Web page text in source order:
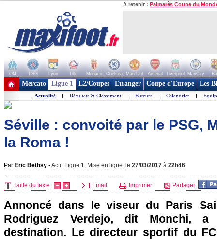
A retenir : Palmarès Coupe du
OM PSG Lyon Lille Monaco Chelsea Man Utd Arsenal Liverpool ManCity
+ de clubs
Mercato Ligue 1 L2/Coupes Etranger Coupe d'Europe Les
Actualité | Résultats & Classement | Buteurs | Calendrier |
Séville : convoité par le PSG,
la Roma !
Par Eric Bethsy -Actu Ligue 1, Mise en ligne: le 27/03/2017 à 22h46
Taille du texte: Email Imprimer Partager:
Annoncé dans le viseur du Paris
Rodriguez Verdejo, dit Monchi,
destination. Le directeur sportif du